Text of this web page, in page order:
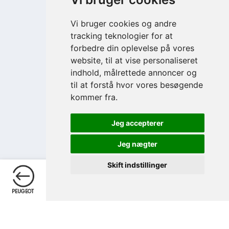
Vi bruger cookies og andre
tracking teknologier for at
forbedre din oplevelse på vores
website, til at vise personaliseret
indhold, målrettede annoncer og
til at forstå hvor vores besøgende
kommer fra.
Jeg accepterer
Jeg nægter
Skift indstillinger
PEUGEOT